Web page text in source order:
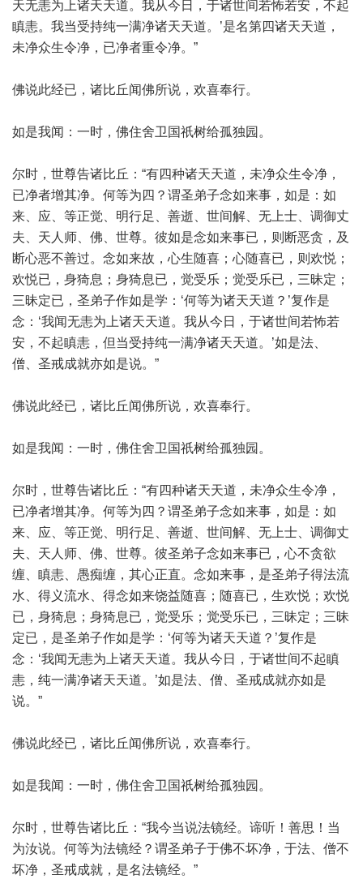
天无恚为上诸天天道。我从今日，于诸世间若怖若安，不起
瞋恚。我当受持纯一满净诸天天道。’是名第四诸天天道，
未净众生令净，已净者重令净。”
佛说此经已，诸比丘闻佛所说，欢喜奉行。
如是我闻：一时，佛住舍卫国祇树给孤独园。
尔时，世尊告诸比丘：“有四种诸天天道，未净众生令净，
已净者增其净。何等为四？谓圣弟子念如来事，如是：如
来、应、等正觉、明行足、善逝、世间解、无上士、调御丈
夫、天人师、佛、世尊。彼如是念如来事已，则断恶贪，及
断心恶不善过。念如来故，心生随喜；心随喜已，则欢悦；
欢悦已，身猗息；身猗息已，觉受乐；觉受乐已，三昧定；
三昧定已，圣弟子作如是学：‘何等为诸天天道？’复作是
念：‘我闻无恚为上诸天天道。我从今日，于诸世间若怖若
安，不起瞋恚，但当受持纯一满净诸天天道。’如是法、
僧、圣戒成就亦如是说。”
佛说此经已，诸比丘闻佛所说，欢喜奉行。
如是我闻：一时，佛住舍卫国祇树给孤独园。
尔时，世尊告诸比丘：“有四种诸天天道，未净众生令净，
已净者增其净。何等为四？谓圣弟子念如来事，如是：如
来、应、等正觉、明行足、善逝、世间解、无上士、调御丈
夫、天人师、佛、世尊。彼圣弟子念如来事已，心不贪欲
缠、瞋恚、愚痴缠，其心正直。念如来事，是圣弟子得法流
水、得义流水、得念如来饶益随喜；随喜已，生欢悦；欢悦
已，身猗息；身猗息已，觉受乐；觉受乐已，三昧定；三昧
定已，是圣弟子作如是学：‘何等为诸天天道？’复作是
念：‘我闻无恚为上诸天天道。我从今日，于诸世间不起瞋
恚，纯一满净诸天天道。’如是法、僧、圣戒成就亦如是
说。”
佛说此经已，诸比丘闻佛所说，欢喜奉行。
如是我闻：一时，佛住舍卫国祇树给孤独园。
尔时，世尊告诸比丘：“我今当说法镜经。谛听！善思！当
为汝说。何等为法镜经？谓圣弟子于佛不坏净，于法、僧不
坏净，圣戒成就，是名法镜经。”